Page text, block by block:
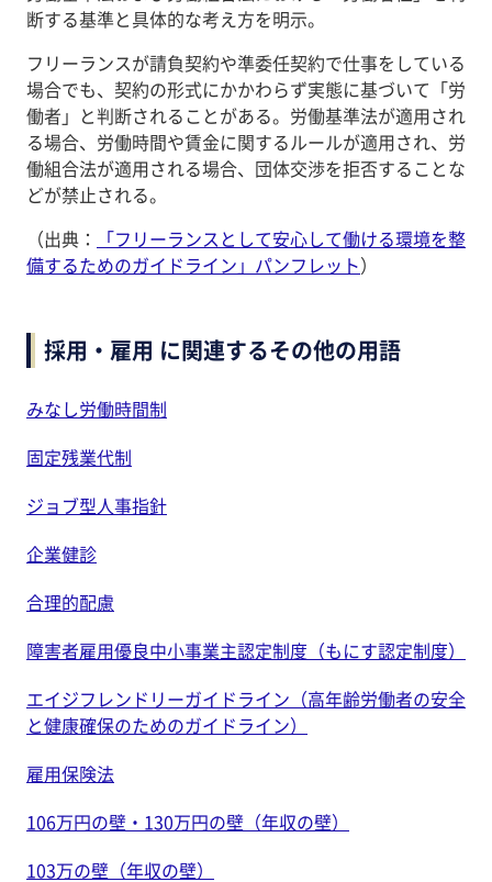
断する基準と具体的な考え方を明示。
フリーランスが請負契約や準委任契約で仕事をしている
場合でも、契約の形式にかかわらず実態に基づいて「労
働者」と判断されることがある。労働基準法が適用され
る場合、労働時間や賃金に関するルールが適用され、労
働組合法が適用される場合、団体交渉を拒否することな
どが禁止される。
（出典：
「フリーランスとして安心して働ける環境を整
備するためのガイドライン」パンフレット）
採用・雇用 に関連するその他の用語
みなし労働時間制
固定残業代制
ジョブ型人事指針
企業健診
合理的配慮
障害者雇用優良中小事業主認定制度（もにす認定制度）
エイジフレンドリーガイドライン（高年齢労働者の安全
と健康確保のためのガイドライン）
雇用保険法
106万円の壁・130万円の壁（年収の壁）
103万の壁（年収の壁）